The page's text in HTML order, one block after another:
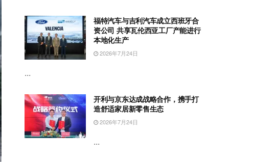
福特汽车与吉利汽车成立西班牙合
资公司 共享瓦伦西亚工厂产能进行
本地化生产
2026年7月24日
...
开利与京东达成战略合作，携手打
造舒适家居新零售生态
2026年7月24日
...